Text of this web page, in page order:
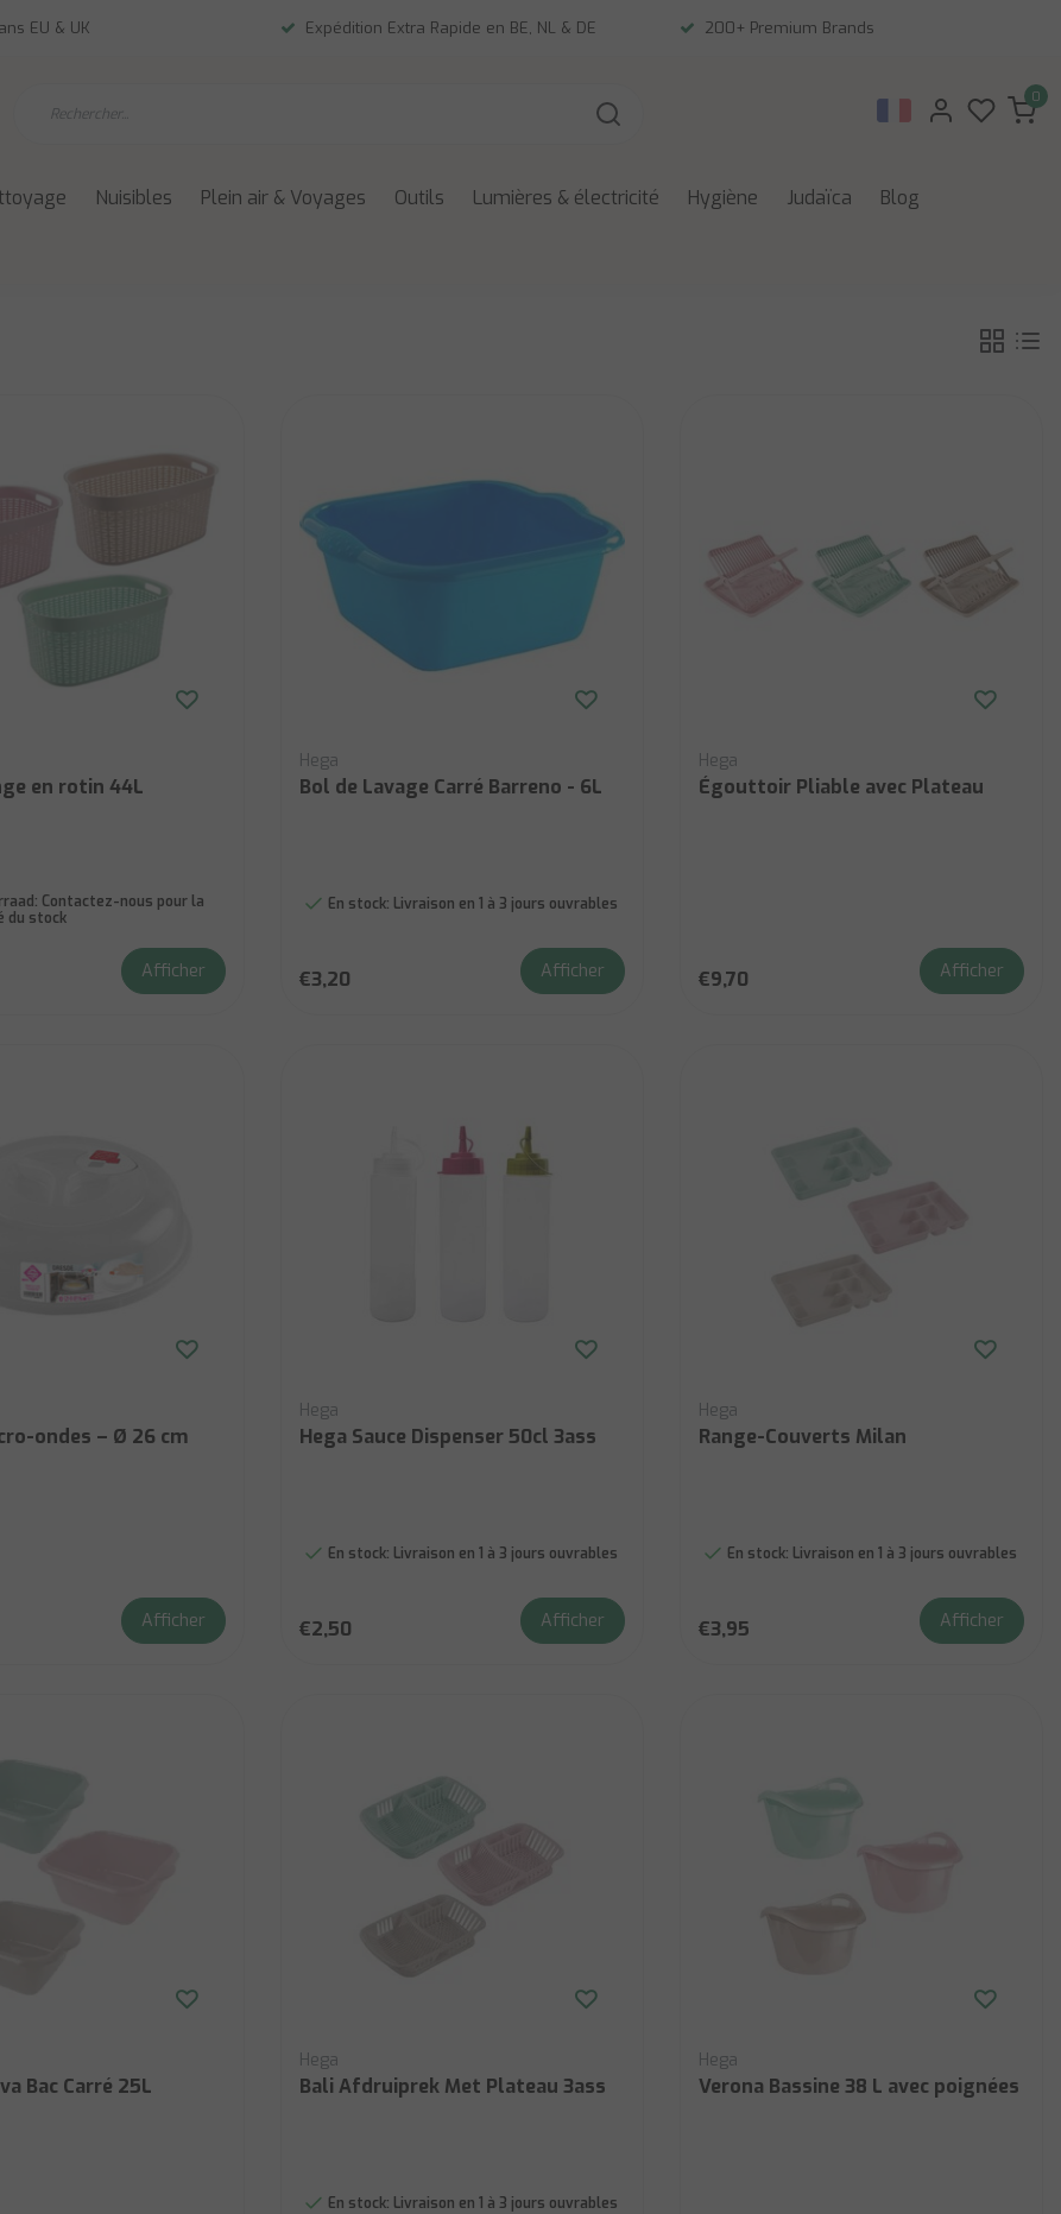
EU & UK Expédition Extra Rapide en BE, NL & DE 200+ Premium Brands
0
Nuisibles Plein air & Voyages Outils Lumières & électricité Hygiène Judaïca Blog
en rotin 44L
Contactez-nous pour la
du stock
Afficher
Hega
Bol de Lavage Carré Barreno - 6L
En stock: Livraison en 1 à 3 jours ouvrables
€3,20 Afficher
Hega
Égouttoir Pliable avec Plateau
€9,70 Afficher
ondes – Ø 26 cm
Afficher
Hega
Hega Sauce Dispenser 50cl 3ass
En stock: Livraison en 1 à 3 jours ouvrables
€2,50 Afficher
Hega
Range-Couverts Milan
En stock: Livraison en 1 à 3 jours ouvrables
€3,95 Afficher
Bac Carré 25L
Hega
Bali Afdruiprek Met Plateau 3ass
En stock: Livraison en 1 à 3 jours ouvrables
Hega
Verona Bassine 38 L avec poignées